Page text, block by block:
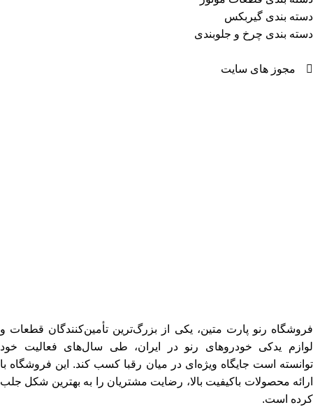
دسته بندی گیربکس
دسته بندی چرخ و جلوبندی
مجوز های سایت
فروشگاه رنو پارت متین، یکی از بزرگ‌ترین تأمین‌کنندگان قطعات و
لوازم یدکی خودروهای رنو در ایران، طی سال‌های فعالیت خود
توانسته است جایگاه ویژه‌ای در میان رقبا کسب کند. این فروشگاه با
ارائه محصولات باکیفیت بالا، رضایت مشتریان را به بهترین شکل جلب
کرده است.